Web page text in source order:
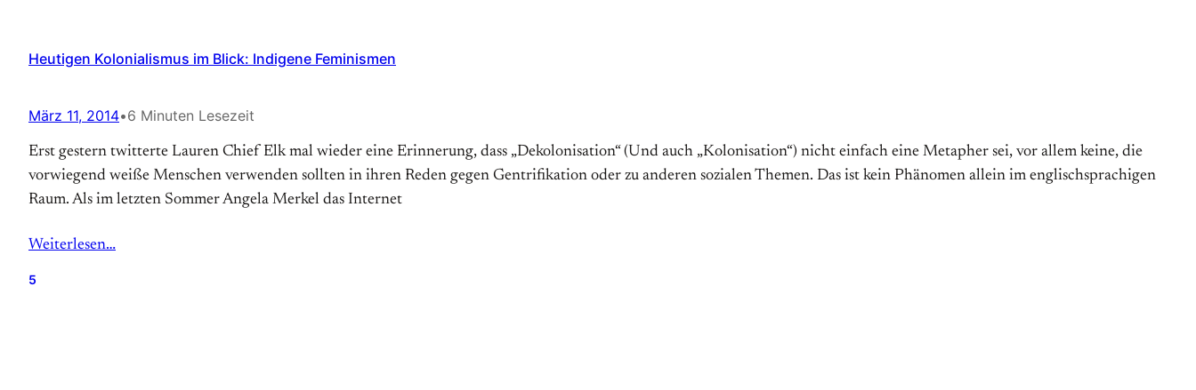
Heutigen Kolonialismus im Blick: Indigene Feminismen
März 11, 2014•6 Minuten Lesezeit
Erst gestern twitterte Lauren Chief Elk mal wieder eine Erinnerung, dass „Dekolonisation“ (Und auch „Kolonisation“) nicht einfach eine Metapher sei, vor allem keine, die
vorwiegend weiße Menschen verwenden sollten in ihren Reden gegen Gentrifikation oder zu anderen sozialen Themen. Das ist kein Phänomen allein im englischsprachigen
Raum. Als im letzten Sommer Angela Merkel das Internet
Weiterlesen…
5